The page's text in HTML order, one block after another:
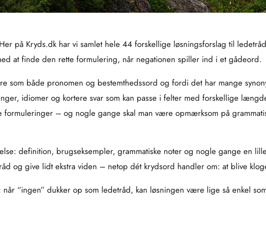
på Kryds.dk har vi samlet hele 44 forskellige løsningsforslag til
at finde den rette formulering, når negationen spiller ind i et gådeord.
både pronomen og bestemthedssord og fordi det har mange
idiomer og kortere svar som kan passe i felter med forskellige
formuleringer – og nogle gange skal man være opmærksom på
definition, brugseksempler, grammatiske noter og nogle gange en
og give lidt ekstra viden – netop dét krydsord handler om: at blive
“ingen” dukker op som ledetråd, kan løsningen være lige så enkel